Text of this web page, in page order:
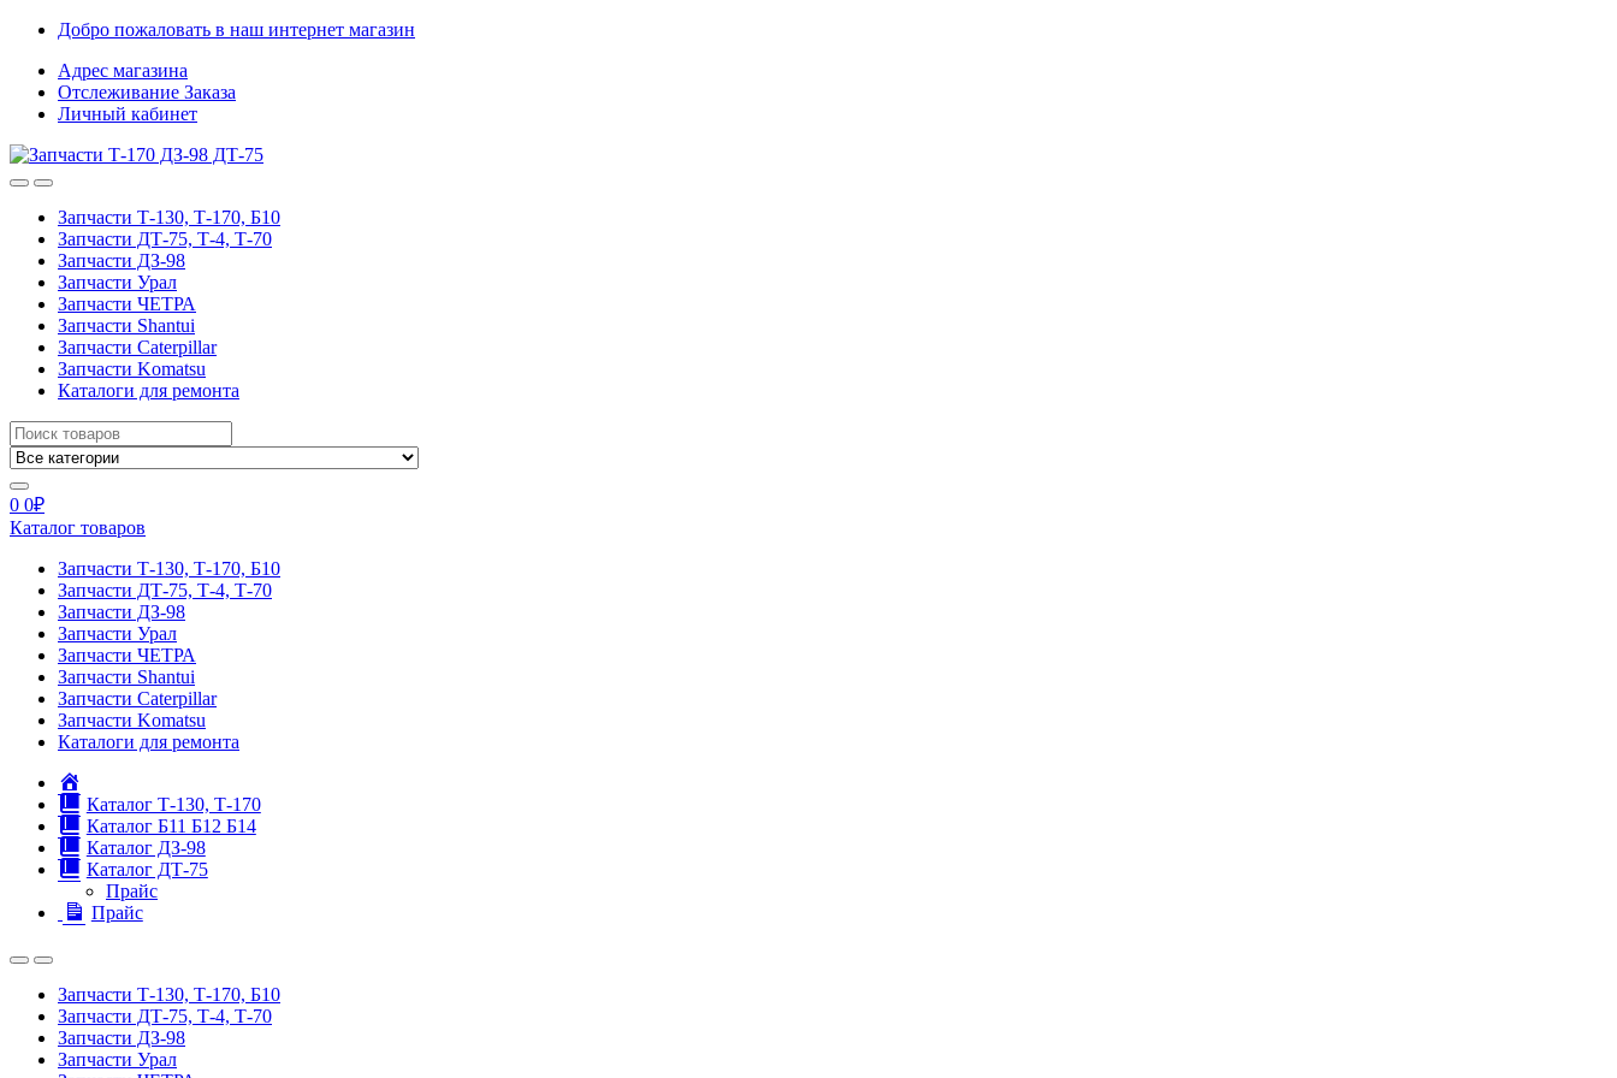
Skip
navigation
Skip
content
Добро пожаловать в наш интернет магазин
Адрес магазина
Отслеживание Заказа
Личный кабинет
Запчасти Т-130, Т-170, Б10
Запчасти ДТ-75, Т-4, Т-70
Запчасти ДЗ-98
Запчасти Урал
Запчасти ЧЕТРА
Запчасти Shantui
Запчасти Caterpillar
Запчасти Komatsu
Каталоги для ремонта
Search
for:
0 0₽
Каталог товаров
Запчасти Т-130, Т-170, Б10
Запчасти ДТ-75, Т-4, Т-70
Запчасти ДЗ-98
Запчасти Урал
Запчасти ЧЕТРА
Запчасти Shantui
Запчасти Caterpillar
Запчасти Komatsu
Каталоги для ремонта
Каталог Т-130, Т-170
Каталог Б11 Б12 Б14
Каталог ДЗ-98
Каталог ДТ-75
Прайс
Прайс
Запчасти Т-130, Т-170, Б10
Запчасти ДТ-75, Т-4, Т-70
Запчасти ДЗ-98
Запчасти Урал